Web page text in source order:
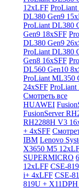
12xLFF
DL380 Gen9
ProLiant DL380
Gen9 18xSFF
DL380 Gen9
ProLiant DL380
Gen8 16xSFF
DL560 Gen10
ProLiant ML350
24xSFF ProLiant
Смотреть все
HUAWEI
FusionServer
RH2288H V3
+ 4xSFF
IBM Lenovo
X3650 M5
SUPERMICRO
12xLFF CSE-
i+ 4xLFF CSE-
819U +